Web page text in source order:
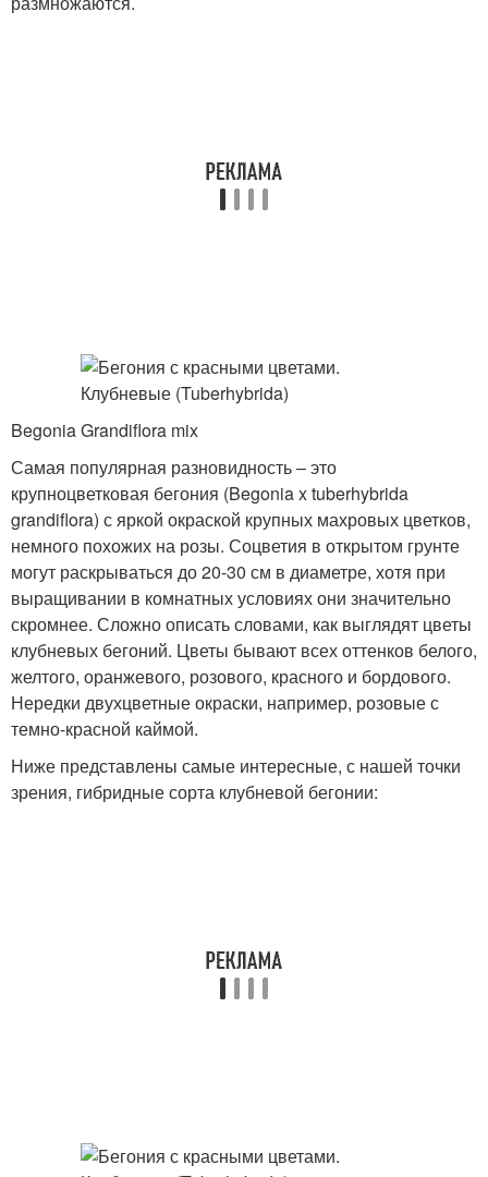
Begonia Grandiflora mix
Самая популярная разновидность – это
крупноцветковая бегония (Begonia x tuberhybrida
grandiflora) с яркой окраской крупных махровых цветков,
немного похожих на розы. Соцветия в открытом грунте
могут раскрываться до 20-30 см в диаметре, хотя при
выращивании в комнатных условиях они значительно
скромнее. Сложно описать словами, как выглядят цветы
клубневых бегоний. Цветы бывают всех оттенков белого,
желтого, оранжевого, розового, красного и бордового.
Нередки двухцветные окраски, например, розовые с
темно-красной каймой.
Ниже представлены самые интересные, с нашей точки
зрения, гибридные сорта клубневой бегонии: